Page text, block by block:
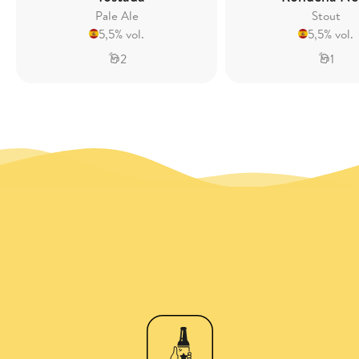
Pale Ale
5,5% vol.
2
Stout
5,5% vol.
1